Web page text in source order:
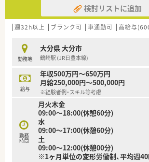
＜こんな会社です＞
■仕事への頑張りをきちんと評価頂ける環
■症例検討に関する勉強会も定期的に実施
めます。
■各種資格の取得を奨励されております。
■「患者様のために」を軸としてその方針が
ローチ方法は各々に任せているため、新し
しやすい環境です。
■オンライン服薬指導にも対応しております
■LINEWORKSを使って社員間のコミュニ
を図っています。
■事務さんが調剤補助を行ってくださるため
薬指導・薬歴に専念できる環境です。
検討リストに追加
週32h以上 ブランク可 車通勤可 高給与
勤務地
大分県 大分市
鶴崎駅 (JR日豊本線)
給与
年収500万円～650万円
月給250,000円～500,000円
※経験者例・スキル等考慮
勤務
時間
月火木金
09:00～18:00(休憩60分)
水
09:00～17:00(休憩60分)
土
09:00～12:00(休憩00分)
※1ヶ月単位の変形労働制、平均週